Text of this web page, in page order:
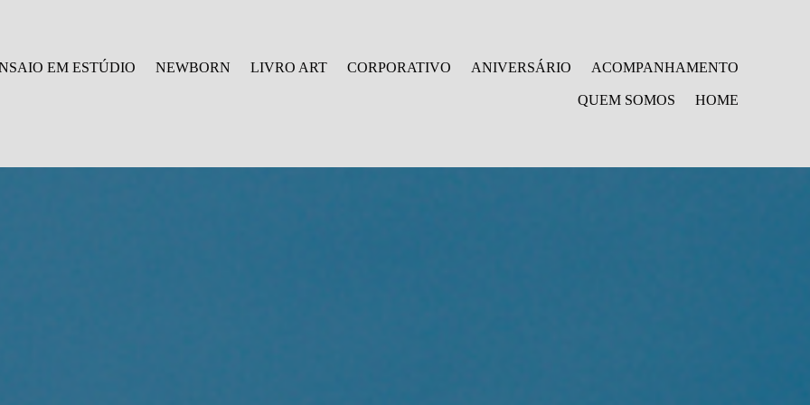
EM ESTÚDIO NEWBORN LIVRO ART CORPORATIVO ANIVERSÁRIO ACOMPANHAMENTO
QUEM SOMOS HOME